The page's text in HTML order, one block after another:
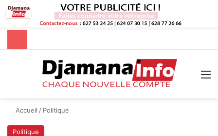
Rechercher
Accueil / Politique
Politique